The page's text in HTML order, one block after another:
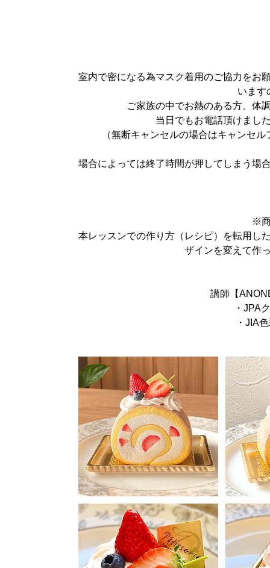
室内で密になる為マスク着用のご協力をお
います
ご家族の中でお熱のある方、体
当日でもお電話頂けまし
（無断キャンセルの場合はキャンセ
場合によっては終了時間が押してしまう場
※
本レッスンでの作り方（レシピ）を転用し
ザインを変えて作
講師【
・JPA
・JIA